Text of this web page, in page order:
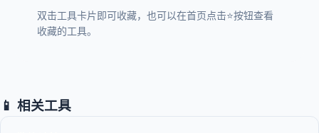
双击工具卡片即可收藏，也可以在首页点击⭐按钮查看
收藏的工具。
📱 相关工具